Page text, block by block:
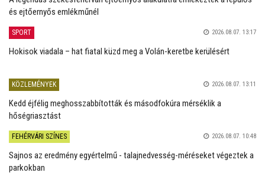
és ejtőernyős emlékműnél
SPORT 2026.08.07. 13:17
Hokisok viadala – hat fiatal küzd meg a Volán-keretbe kerülésért
KÖZLEMÉNYEK 2026.08.07. 13:11
Kedd éjfélig meghosszabbították és másodfokúra mérséklik a
hőségriasztást
FEHÉRVÁRI SZÍNES 2026.08.07. 10:48
Sajnos az eredmény egyértelmű - talajnedvesség-méréseket végeztek a
parkokban